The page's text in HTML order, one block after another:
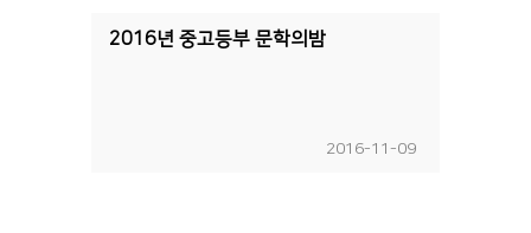
2016년 중고등부 문학의밤
2016-11-09